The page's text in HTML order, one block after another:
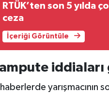
RTÜK’ten son 5 yılda
ceza
İçeriği Görüntüle
haberlerde